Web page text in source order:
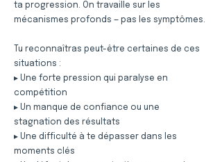
ta progression. On travaille sur les
mécanismes profonds — pas les symptômes.
Tu reconnaîtras peut-être certaines de ces
situations :
▸ Une forte pression qui paralyse en
compétition
▸ Un manque de confiance ou une
stagnation des résultats
▸ Une difficulté à te dépasser dans les
moments clés